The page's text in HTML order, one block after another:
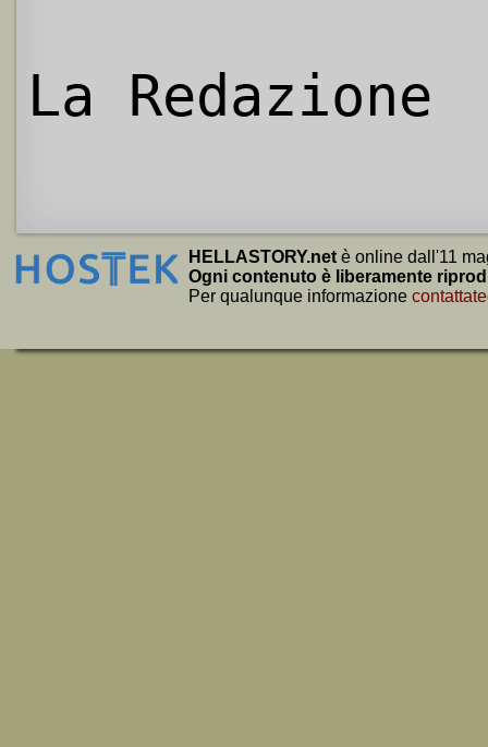
La Redazione
HELLASTORY.net è online dall'11
Ogni contenuto è liberamente
Per qualunque informazione